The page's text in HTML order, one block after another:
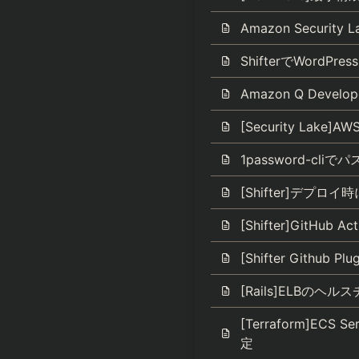
Amazon Security
Shifterで
Amazon Q
[Security
1password-cliでパ
[Shifter]デプロイ時
[Shifter]GitHub
[Shifter Github
[Rails]ELBのヘルス
[Terraform]ECS
定